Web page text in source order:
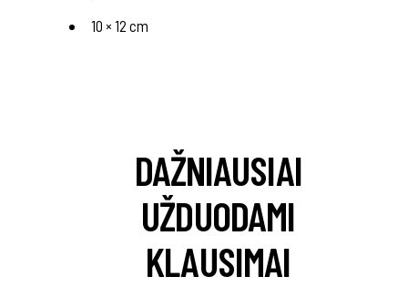
10 × 12 cm
DAŽNIAUSIAI
UŽDUODAMI
KLAUSIMAI